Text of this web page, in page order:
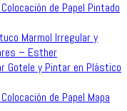
de Papel Pintado
Marmol Irregular y
– Esther
Gotele y Pintar en Plástico
de Papel Mapa